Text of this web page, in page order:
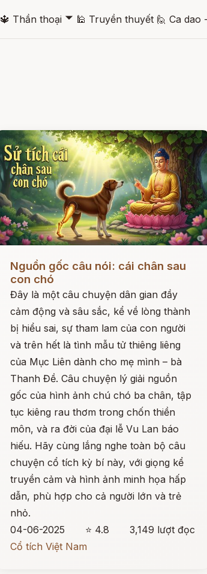
🔱 Thần thoại 🞃 🕌 Truyền thuyết 🙋 Ca dao
Đọc ngay
Nguồn gốc câu nói: cái chân sau
con chó
Đây là một câu chuyện dân gian đầy
cảm động và sâu sắc, kể về lòng thành
bị hiểu sai, sự tham lam của con người
và trên hết là tình mẫu tử thiêng liêng
của Mục Liên dành cho mẹ mình – bà
Thanh Đề. Câu chuyện lý giải nguồn
gốc của hình ảnh chú chó ba chân, tập
tục kiêng rau thơm trong chốn thiền
môn, và ra đời của đại lễ Vu Lan báo
hiếu. Hãy cùng lắng nghe toàn bộ câu
chuyện cổ tích kỳ bí này, với giọng kể
truyền cảm và hình ảnh minh họa hấp
dẫn, phù hợp cho cả người lớn và trẻ
nhỏ.
04-06-2025
⭐ 4.8
3,149 lượt đọc
Cổ tích Việt Nam